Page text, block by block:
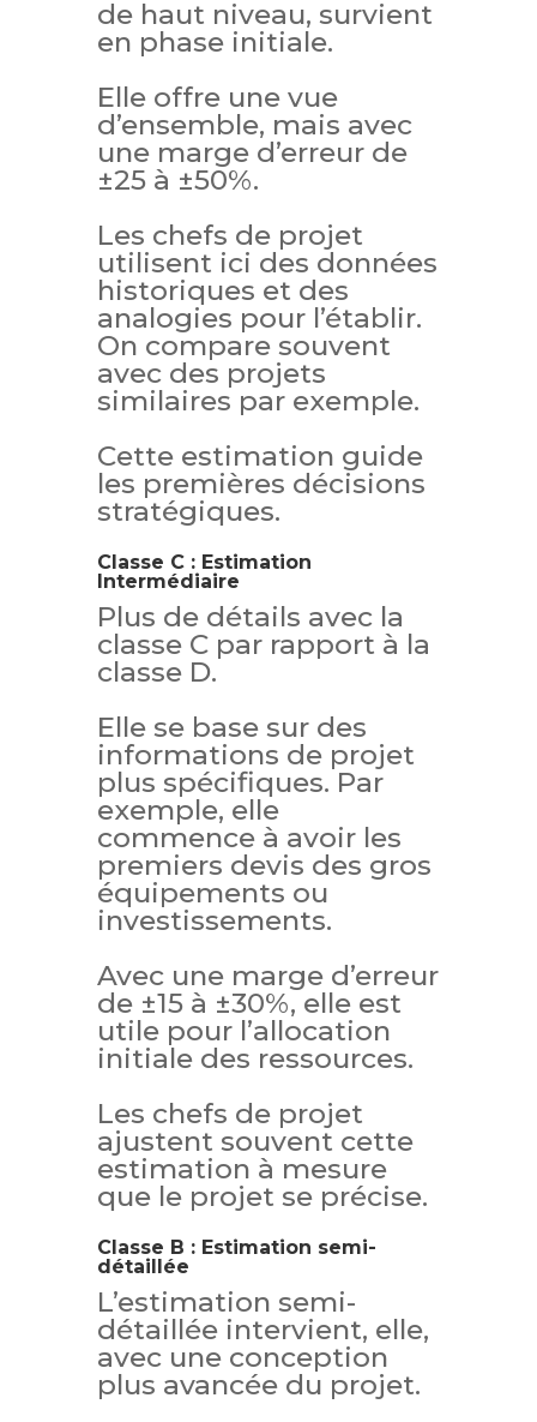
de haut niveau, survient
en phase initiale.
Elle offre une vue
d’ensemble, mais avec
une marge d’erreur de
±25 à ±50%.
Les chefs de projet
utilisent ici des données
historiques et des
analogies pour l’établir.
On compare souvent
avec des projets
similaires par exemple.
Cette estimation guide
les premières décisions
stratégiques.
Classe C : Estimation
Intermédiaire
Plus de détails avec la
classe C par rapport à la
classe D.
Elle se base sur des
informations de projet
plus spécifiques. Par
exemple, elle
commence à avoir les
premiers devis des gros
équipements ou
investissements.
Avec une marge d’erreur
de ±15 à ±30%, elle est
utile pour l’allocation
initiale des ressources.
Les chefs de projet
ajustent souvent cette
estimation à mesure
que le projet se précise.
Classe B : Estimation semi-
détaillée
L’estimation semi-
détaillée intervient, elle,
avec une conception
plus avancée du projet.